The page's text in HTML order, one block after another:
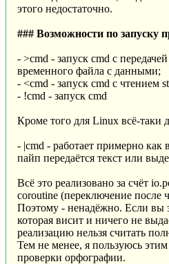
этого недостаточно.
### Возможности по запуску
- >cmd - запуск cmd с
временного файла с данными;
- <cmd - запуск cmd с чтением
- !cmd - запуск cmd
Кроме того для Linux всё-таки
- |cmd - работает примерно как
пайп передаётся текст или
Всё это реализовано за счёт
coroutine (переключение после
Поэтому - ненадёжно. Если вы
которая висит и ничего не
реализацию нельзя считать
Тем не менее, я пользуюсь
проверки орфографии.